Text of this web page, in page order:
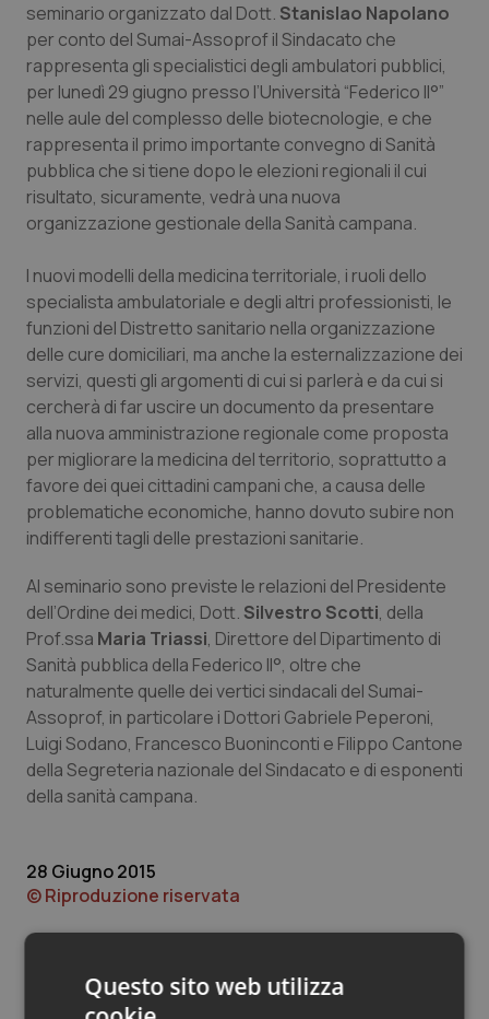
Molise
Piemonte
Provincia Autonoma di Bolzano
Provincia Autonoma di Trento
Sardegna
Sicilia
Toscana
Umbria
Valle D’Aosta
Veneto
Epatiti
HIV
Infezioni & Febbre
Ipertensione & Scompenso
Malattia di Crohn & Rettocolite Ulcerosa
Neuroscienze & patologie neurodegenerative
Obesità
Oftalmologia
Oncodermatologia
Oncoematologia
Oncologia & Nutrizione
Psoriasi & pelle
Quotidiano Cardiologia
Quotidiano Oncologia
Quotidiano Pediatria
Rene & patologie urogenitali
seminario organizzato dal Dott. Stanislao Napolano
per conto del Sumai-Assoprof il Sindacato che
rappresenta gli specialistici degli ambulatori pubblici,
per lunedì 29 giugno presso l’Università “Federico II°”
nelle aule del complesso delle biotecnologie, e che
rappresenta il primo importante convegno di Sanità
pubblica che si tiene dopo le elezioni regionali il cui
risultato, sicuramente, vedrà una nuova
organizzazione gestionale della Sanità campana.
I nuovi modelli della medicina territoriale, i ruoli dello
specialista ambulatoriale e degli altri professionisti, le
funzioni del Distretto sanitario nella organizzazione
delle cure domiciliari, ma anche la esternalizzazione dei
servizi, questi gli argomenti di cui si parlerà e da cui si
cercherà di far uscire un documento da presentare
alla nuova amministrazione regionale come proposta
per migliorare la medicina del territorio, soprattutto a
favore dei quei cittadini campani che, a causa delle
problematiche economiche, hanno dovuto subire non
indifferenti tagli delle prestazioni sanitarie.
Al seminario sono previste le relazioni del Presidente
dell’Ordine dei medici, Dott. Silvestro Scotti, della
Prof.ssa Maria Triassi, Direttore del Dipartimento di
Sanità pubblica della Federico II°, oltre che
naturalmente quelle dei vertici sindacali del Sumai-
Assoprof, in particolare i Dottori Gabriele Peperoni,
Luigi Sodano, Francesco Buoninconti e Filippo Cantone
della Segreteria nazionale del Sindacato e di esponenti
della sanità campana.
28 Giugno 2015
© Riproduzione riservata
Questo sito web utilizza